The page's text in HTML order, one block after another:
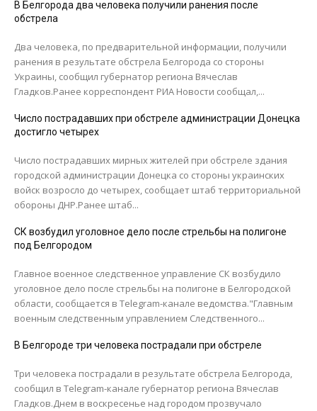
В Белгорода два человека получили ранения после
обстрела
Два человека, по предварительной информации, получили
ранения в результате обстрела Белгорода со стороны
Украины, сообщил губернатор региона Вячеслав
Гладков.Ранее корреспондент РИА Новости сообщал,...
Число пострадавших при обстреле администрации Донецка
достигло четырех
Число пострадавших мирных жителей при обстреле здания
городской администрации Донецка со стороны украинских
войск возросло до четырех, сообщает штаб территориальной
обороны ДНР.Ранее штаб...
СК возбудил уголовное дело после стрельбы на полигоне
под Белгородом
Главное военное следственное управление СК возбудило
уголовное дело после стрельбы на полигоне в Белгородской
области, сообщается в Telegram-канале ведомства."Главным
военным следственным управлением Следственного...
В Белгороде три человека пострадали при обстреле
Три человека пострадали в результате обстрела Белгорода,
сообщил в Telegram-канале губернатор региона Вячеслав
Гладков.Днем в воскресенье над городом прозвучало